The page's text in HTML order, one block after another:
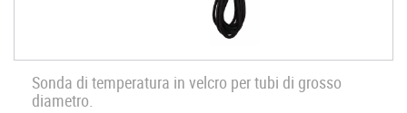
Sonda di temperatura in velcro per tubi di grosso
diametro.